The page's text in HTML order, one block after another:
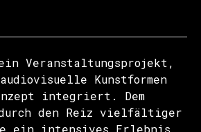
Veranstaltungsprojekt,
Kunstformen
integriert. Dem
den Reiz vielfältiger
ein intensives Erlebnis